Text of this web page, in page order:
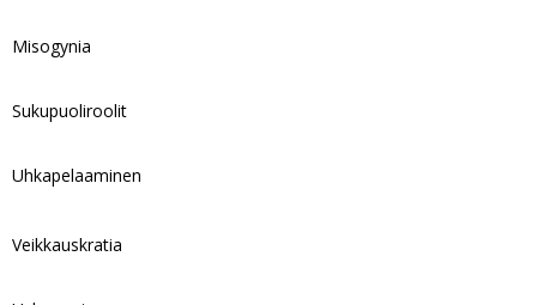
Misogynia
Sukupuoliroolit
Uhkapelaaminen
Veikkauskratia